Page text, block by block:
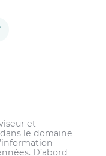
et
le domaine
D’abord